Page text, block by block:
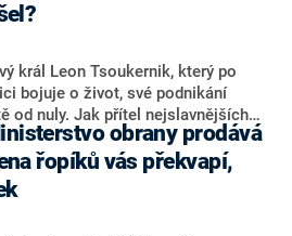
král Leon Tsoukernik, který po
bojuje o život, své podnikání
od nuly. Jak přítel nejslavnějších
svému obrovskému bohatství
obrany prodává
řopíků vás překvapí,